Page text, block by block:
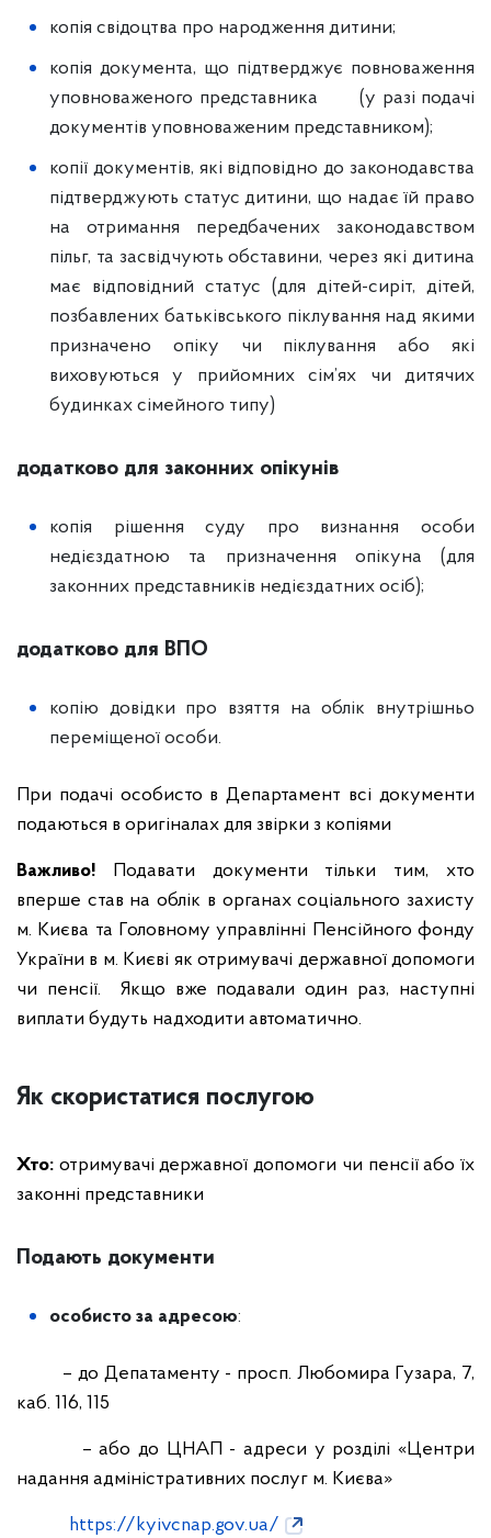
копія свідоцтва про народження дитини;
копія документа, що підтверджує повноваження
уповноваженого представника (у разі подачі
документів уповноваженим представником);
копії документів, які відповідно до законодавства
підтверджують статус дитини, що надає їй право
на отримання передбачених законодавством
пільг, та засвідчують обставини, через які дитина
має відповідний статус (для дітей-сиріт, дітей,
позбавлених батьківського піклування над якими
призначено опіку чи піклування або які
виховуються у прийомних сім’ях чи дитячих
будинках сімейного типу)
додатково для законних опікунів
копія рішення суду про визнання особи
недієздатною та призначення опікуна (для
законних представників недієздатних осіб);
додатково для ВПО
копію довідки про взяття на облік внутрішньо
переміщеної особи.
При подачі особисто в Департамент всі документи
подаються в оригіналах для звірки з копіями
Важливо! Подавати документи тільки тим, хто
вперше став на облік в органах соціального захисту
м. Києва та Головному управлінні Пенсійного фонду
України в м. Києві як отримувачі державної допомоги
чи пенсії. Якщо вже подавали один раз, наступні
виплати будуть надходити автоматично.
Як скористатися послугою
Хто: отримувачі державної допомоги чи пенсії або їх
законні представники
Подають документи
особисто за адресою:
– до Депатаменту - просп. Любомира Гузара, 7,
каб. 116, 115
– або до ЦНАП - адреси у розділі «Центри
надання адміністративних послуг м. Києва»
https://kyivcnap.gov.ua/